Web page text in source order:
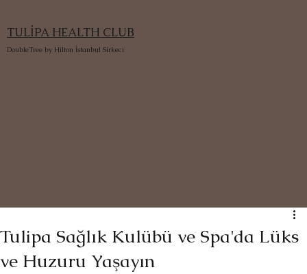
TULİPA HEALTH CLUB
DoubleTree by Hilton İstanbul Sirkeci
Tulipa Sağlık Kulübü ve Spa'da Lüks
ve Huzuru Yaşayın